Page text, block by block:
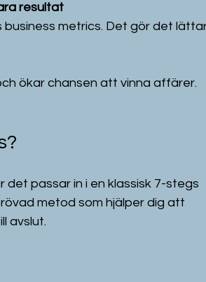
resultat
business metrics. Det gör det
ökar chansen att vinna affärer.
det passar in i en klassisk 7-stegs
metod som hjälper dig att
avslut.